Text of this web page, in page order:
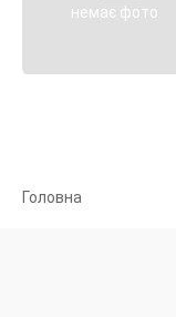
немає фото
Головна